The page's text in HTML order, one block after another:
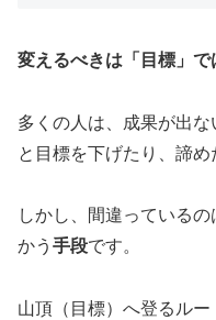
変えるべきは「目標」で
多くの人は、成果が出な
と目標を下げたり、諦め
しかし、間違っている
かう 手段です。
山頂（目標）へ登るルー